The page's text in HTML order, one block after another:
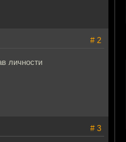
# 2
личности
# 3